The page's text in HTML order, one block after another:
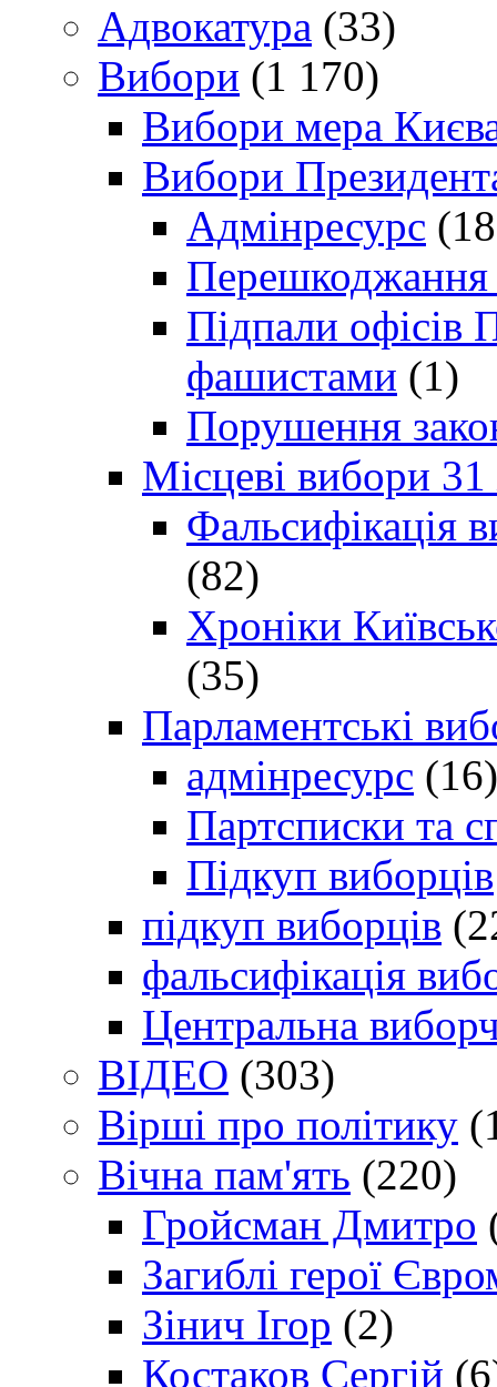
Адвокатура (33)
Вибори (1 170)
Вибори мера
Вибори
Адмінресурс
Перешкоджання
Підпали офісів
фашистами (1)
Порушення
Місцеві вибори
Фальсифікація
(82)
Хроніки
(35)
Парламентські
адмінресурс (16)
Партсписки та
Підкуп виборців
підкуп виборців
фальсифікація
Центральна
ВІДЕО (303)
Вірші про політику
Вічна пам'ять (220)
Гройсман Дмитро
Загиблі герої
Зінич Ігор (2)
Костаков Сергій